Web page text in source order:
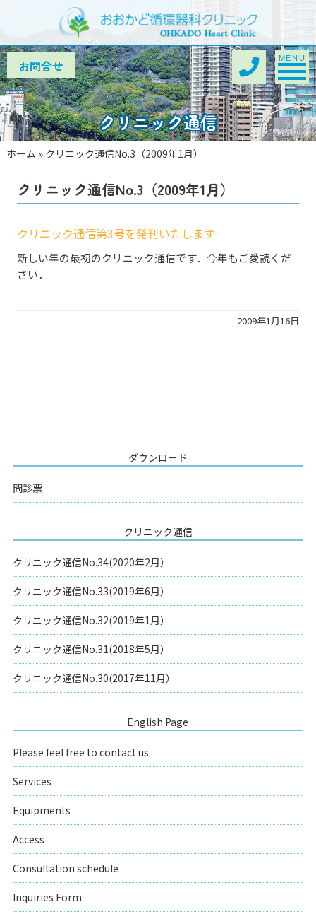
Toggle
MENU
クリニック通信
ホーム » クリニック通信No.3（2009年1月）
クリニック通信No.3（2009年1月）
クリニック通信第3号を発刊いたします
新しい年の最初のクリニック通信です．今年もご愛読くだ
さい．
2009年1月16日
ダウンロード
問診票
クリニック通信
クリニック通信No.34(2020年2月）
クリニック通信No.33(2019年6月）
クリニック通信No.32(2019年1月）
クリニック通信No.31(2018年5月）
クリニック通信No.30(2017年11月）
English Page
Please feel free to contact us.
Services
Equipments
Access
Consultation schedule
Inquiries Form